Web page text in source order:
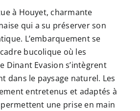
à Houyet, charmante
qui a su préserver son
L’embarquement se
bucolique où les
Dinant Evasion s’intègrent
dans le paysage naturel. Les
entretenus et adaptés à
une prise en main